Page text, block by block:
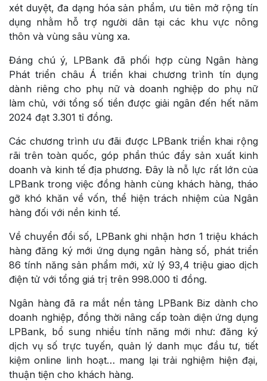
xét duyệt, đa dạng hóa sản phẩm, ưu tiên mở rộng tín
dụng nhằm hỗ trợ người dân tại các khu vực nông
thôn và vùng sâu vùng xa.
Đáng chú ý, LPBank đã phối hợp cùng Ngân hàng
Phát triển châu Á triển khai chương trình tín dụng
dành riêng cho phụ nữ và doanh nghiệp do phụ nữ
làm chủ, với tổng số tiền được giải ngân đến hết năm
2024 đạt 3.301 tỉ đồng.
Các chương trình ưu đãi được LPBank triển khai rộng
rãi trên toàn quốc, góp phần thúc đẩy sản xuất kinh
doanh và kinh tế địa phương. Đây là nỗ lực rất lớn của
LPBank trong việc đồng hành cùng khách hàng, tháo
gỡ khó khăn về vốn, thể hiện trách nhiệm của Ngân
hàng đối với nền kinh tế.
Về chuyển đổi số, LPBank ghi nhận hơn 1 triệu khách
hàng đăng ký mới ứng dụng ngân hàng số, phát triển
86 tính năng sản phẩm mới, xử lý 93,4 triệu giao dịch
điện tử với tổng giá trị trên 998.000 tỉ đồng.
Ngân hàng đã ra mắt nền tảng LPBank Biz dành cho
doanh nghiệp, đồng thời nâng cấp toàn diện ứng dụng
LPBank, bổ sung nhiều tính năng mới như: đăng ký
dịch vụ số trực tuyến, quản lý danh mục đầu tư, tiết
kiệm online linh hoạt… mang lại trải nghiệm hiện đại,
thuận tiện cho khách hàng.